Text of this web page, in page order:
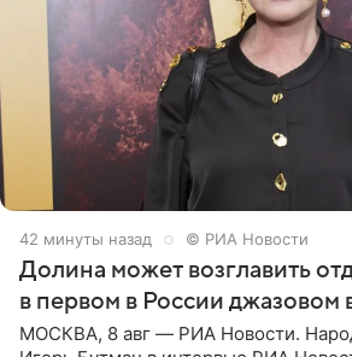
43 минуты назад © РИА Новости
Долина может возглавить
в первом в России джазовом
МОСКВА, 8 авг — РИА Новости.